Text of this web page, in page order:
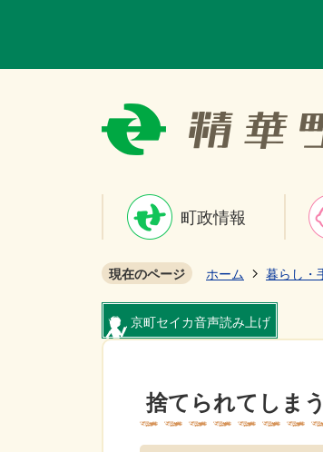
町政情報
現在のページ ホーム 暮らし・
京町セイカ音声読み上げ
捨てられてしま